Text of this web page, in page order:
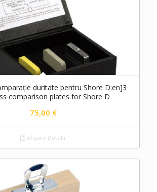
duritate pentru Shore D:en]3
comparison plates for Shore D
75,00 €
Afișare Detalii